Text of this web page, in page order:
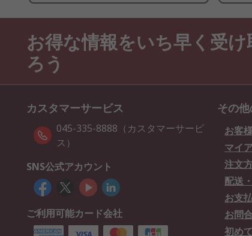
お得な情報をいち早く受け
ろう
カスタマーサービス
045-335-8888（カスタマーサービ
ス）
SNS公式アカウント
ご利用可能カード会社
その
お客
マイ
注文
配送
お支
お問
初め